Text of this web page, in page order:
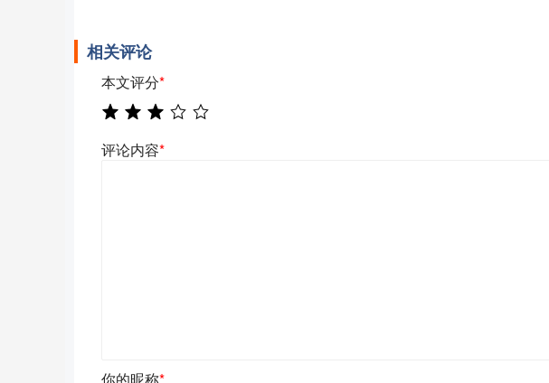
相关评论
本文评分*
评论内容*